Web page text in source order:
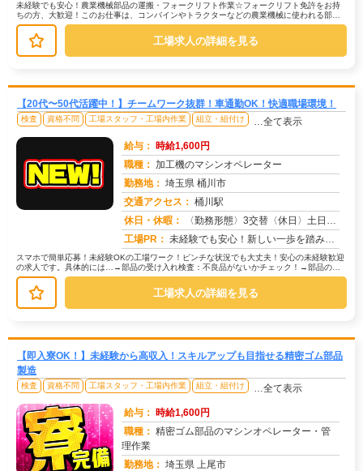
未経験でも安心！農業機械部品の運搬・フォークリフト作業☆フォークリフト免許をお持
ちの方、大歓迎！このお仕事は、コンバインやトラクターなどの農業機械に使われる部品
の運搬が中心です。→ 具体的には、...
工場求人の詳細を見る
【20代〜50代活躍中！】チームワーク抜群！車通勤OK！快適職場環境！
検査 資格不問 工場スタッフ・工場内作業 組立・組付け …全て表示
給与： 時給1,600円
職種： 加工機のマシンオペレーター
勤務地： 埼玉県 桶川市
交通アクセス： 桶川駅
休日・休暇：
〈勤務形態〉3交替〈休日〉土日休み※職場カレンダーによる
工場PR： 未経験でも安心！新しい一歩を踏み出せます。株式会社京栄センターでは、経験・学歴・スキルは一切問いません。未経験者や...
スマホで簡単応募！未経験OKの工場ワーク！ピンチな状況でも大丈夫！安心の未経験歓迎
の求人です。具体的には…→部品の受け入れ検査：不良品がないかチェック！→部品の運
搬：カートを使って指定場所へ移動...
工場求人の詳細を見る
【即入寮OK！】未経験から高収入！スキルアップも目指せる精密ゴム部品
製造
検査 資格不問 工場スタッフ・工場内作業 組立・組付け …全て表示
給与： 時給1,600円
職種： 精密ゴム部品のマシンオペレーター・管
理作業
勤務地： 埼玉県 上尾市